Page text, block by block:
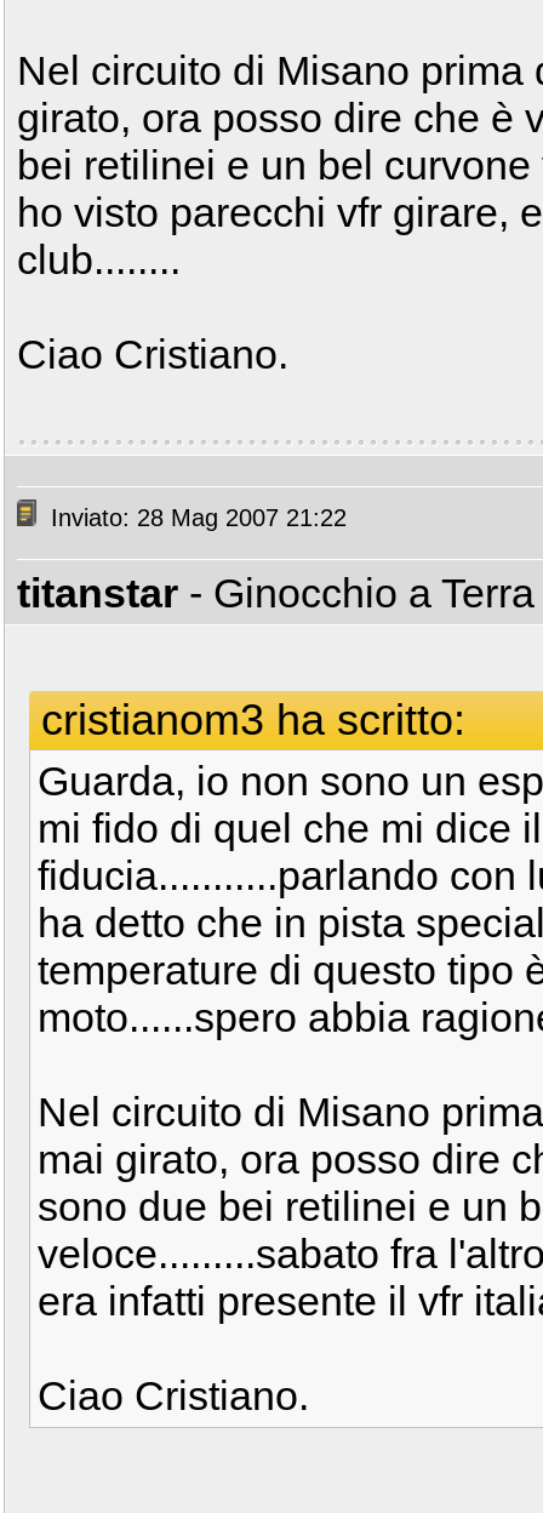
Nel circuito di Misano
girato, ora posso dire che è
bei retilinei e un bel
ho visto parecchi vfr girare,
club........
Ciao Cristiano.
Inviato: 28 Mag 2007 21:22
titanstar - Ginocchio a
cristianom3 ha scritto:
Guarda, io non sono un
mi fido di quel che mi dice
fiducia...........parlando con
ha detto che in pista
temperature di questo tipo
moto......spero abbia
Nel circuito di Misano
mai girato, ora posso dire
sono due bei retilinei e un
veloce.........sabato fra
era infatti presente il vfr
Ciao Cristiano.